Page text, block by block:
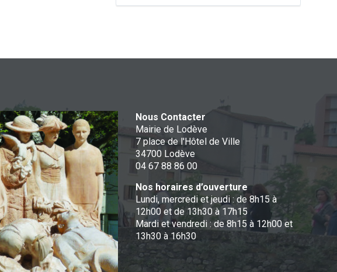
Nous Contacter
Mairie de Lodève
7 place de l'Hôtel de Ville
34700 Lodève
04 67 88 86 00
Nos horaires d’ouverture
Lundi, mercredi et jeudi : de 8h15 à
12h00 et de 13h30 à 17h15
Mardi et vendredi : de 8h15 à 12h00 et
13h30 à 16h30